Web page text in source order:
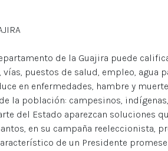
de la Guajira puede
puestos de salud, empleo, agua
en enfermedades, hambre y
la población: campesinos,
del Estado aparezcan soluciones
en su campaña reeleccionista,
de un Presidente